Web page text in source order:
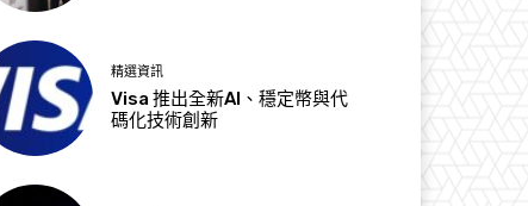
精選資訊
Visa 推出全新AI、穩定幣與代
碼化技術創新